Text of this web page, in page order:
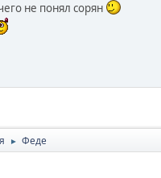
не понял сорян
► Феде